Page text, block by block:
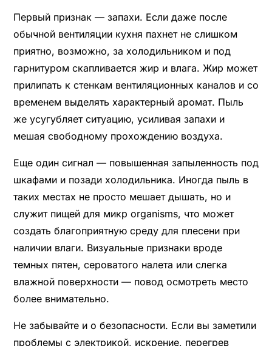
Первый признак — запахи. Если даже после
обычной вентиляции кухня пахнет не слишком
приятно, возможно, за холодильником и под
гарнитуром скапливается жир и влага. Жир может
прилипать к стенкам вентиляционных каналов и со
временем выделять характерный аромат. Пыль
же усугубляет ситуацию, усиливая запахи и
мешая свободному прохождению воздуха.
Еще один сигнал — повышенная запыленность под
шкафами и позади холодильника. Иногда пыль в
таких местах не просто мешает дышать, но и
служит пищей для микр organisms, что может
создать благоприятную среду для плесени при
наличии влаги. Визуальные признаки вроде
темных пятен, сероватого налета или слегка
влажной поверхности — повод осмотреть место
более внимательно.
Не забывайте и о безопасности. Если вы заметили
проблемы с электрикой, искрение, перегрев